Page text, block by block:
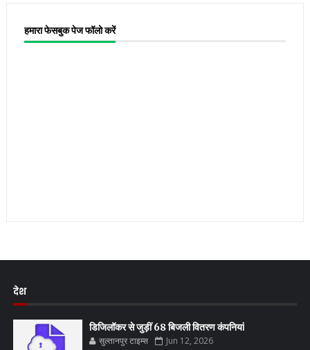
हमारा फेसबुक पेज फॉलो करें
देश
डिजिलॉकर से जुड़ीं 68 बिजली वितरण कंपनियां
सुल्तानपुर टाइम्स Jun 12, 2026